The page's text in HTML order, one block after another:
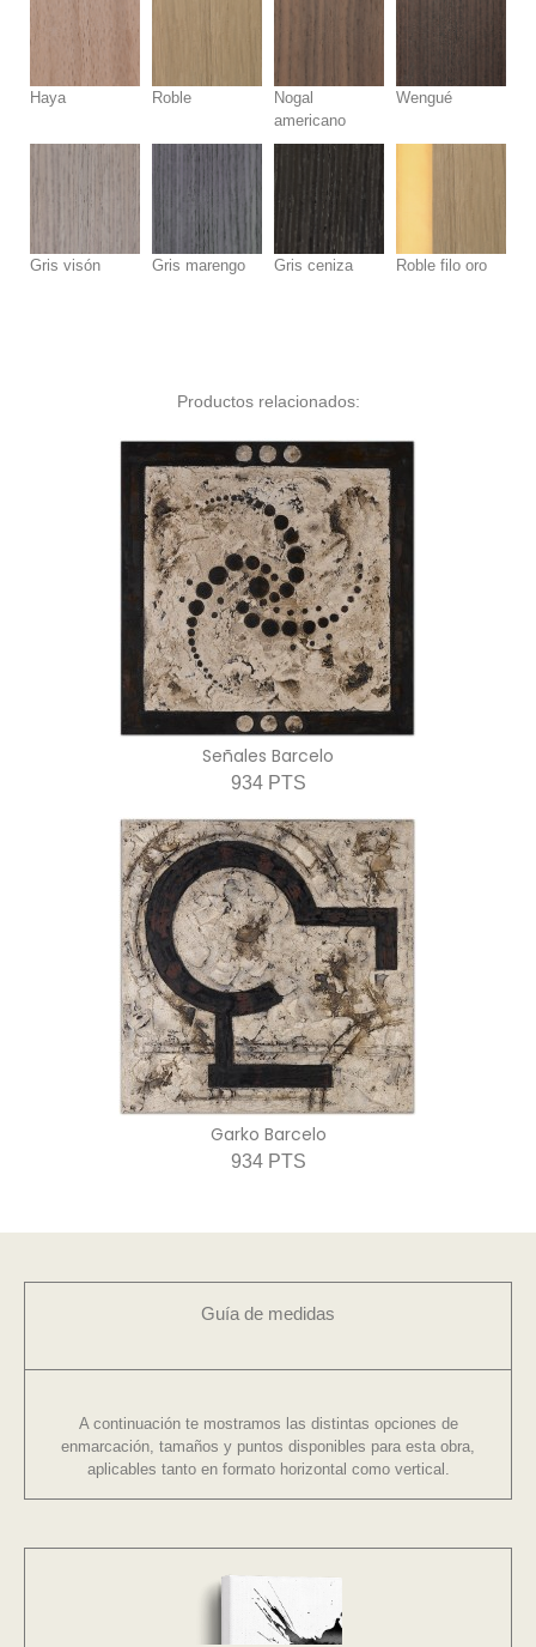
Haya Roble
Nogal
americano
Wengué
Gris visón Gris marengo Gris ceniza Roble filo oro
Productos relacionados:
Señales Barcelo
934 PTS
Garko Barcelo
934 PTS
Guía de medidas
A continuación te mostramos las distintas opciones de
enmarcación, tamaños y puntos disponibles para esta obra,
aplicables tanto en formato horizontal como vertical.